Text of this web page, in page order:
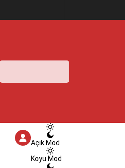
İstanbulİlçe
2026
açık
Açık Mod
Koyu Mod